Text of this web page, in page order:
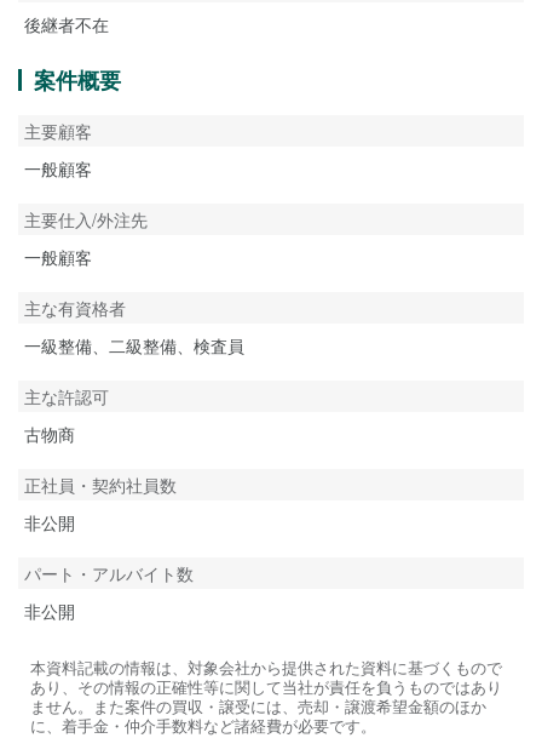
後継者不在
案件概要
主要顧客
一般顧客
主要仕入/外注先
一般顧客
主な有資格者
一級整備、二級整備、検査員
主な許認可
古物商
正社員・契約社員数
非公開
パート・アルバイト数
非公開
本資料記載の情報は、対象会社から提供された資料に基づくもので
あり、その情報の正確性等に関して当社が責任を負うものではあり
ません。また案件の買収・譲受には、売却・譲渡希望金額のほか
に、着手金・仲介手数料など諸経費が必要です。